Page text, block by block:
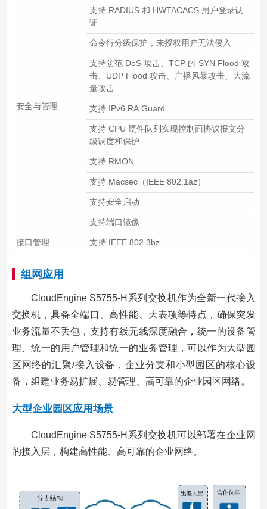
安全与管理
支持 RADIUS 和 HWTACACS 用户登录认
证
命令行分级保护，未授权用户无法侵入
支持防范 DoS 攻击、TCP 的 SYN Flood 攻
击、UDP Flood 攻击、广播风暴攻击、大流
量攻击
支持 IPv6 RA Guard
支持 CPU 硬件队列实现控制面协议报文分
级调度和保护
支持 RMON
支持 Macsec（IEEE 802.1az）
支持安全启动
支持端口镜像
接口管理 支持 IEEE 802.3bz
组网应用
CloudEngine S5755-H系列交换机作为全新一代接入
交换机，具备全端口、高性能、大表项等特点，确保突发
业务流量不丢包，支持有线无线深度融合，统一的设备管
理、统一的用户管理和统一的业务管理，可以作为大型园
区网络的汇聚/接入设备，企业分支和小型园区的核心设
备，组建业务易扩展、易管理、高可靠的企业园区网络。
大型企业园区应用场景
CloudEngine S5755-H系列交换机可以部署在企业网
的接入层，构建高性能、高可靠的企业网络。